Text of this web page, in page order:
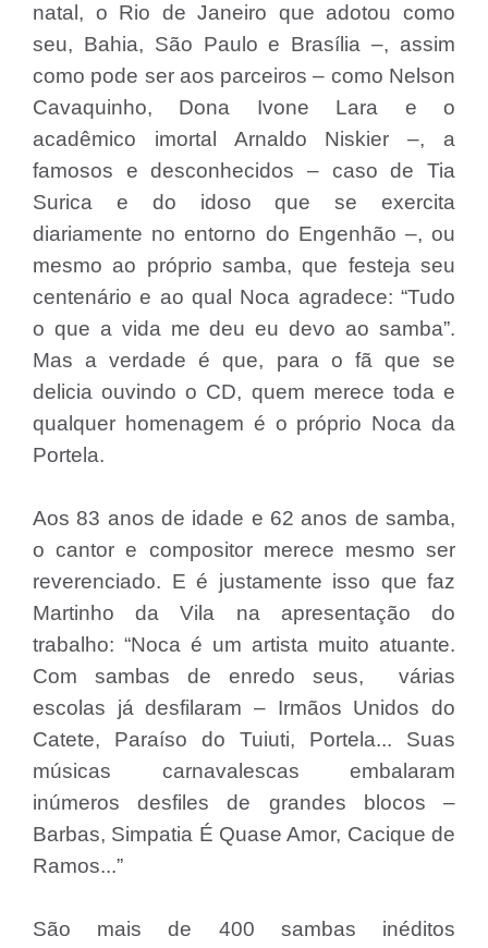
natal, o Rio de Janeiro que adotou como
seu, Bahia, São Paulo e Brasília –, assim
como pode ser aos parceiros – como Nelson
Cavaquinho, Dona Ivone Lara e o
acadêmico imortal Arnaldo Niskier –, a
famosos e desconhecidos – caso de Tia
Surica e do idoso que se exercita
diariamente no entorno do Engenhão –, ou
mesmo ao próprio samba, que festeja seu
centenário e ao qual Noca agradece: “Tudo
o que a vida me deu eu devo ao samba”.
Mas a verdade é que, para o fã que se
delicia ouvindo o CD, quem merece toda e
qualquer homenagem é o próprio Noca da
Portela.
Aos 83 anos de idade e 62 anos de samba,
o cantor e compositor merece mesmo ser
reverenciado. E é justamente isso que faz
Martinho da Vila na apresentação do
trabalho: “Noca é um artista muito atuante.
Com sambas de enredo seus, várias
escolas já desfilaram – Irmãos Unidos do
Catete, Paraíso do Tuiuti, Portela... Suas
músicas carnavalescas embalaram
inúmeros desfiles de grandes blocos –
Barbas, Simpatia É Quase Amor, Cacique de
Ramos...”
São mais de 400 sambas inéditos